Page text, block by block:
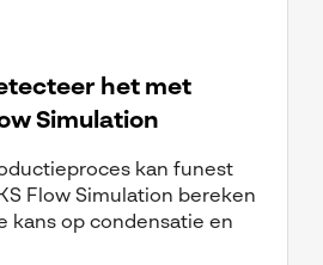
het met
Simulation
kan funest
Flow Simulation bereken
kans op condensatie en